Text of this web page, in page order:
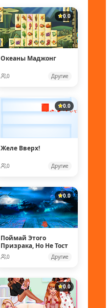
0.0
Океаны Маджонг
0 Другие
0.0
Желе Вверх!
0 Другие
0.0
Поймай Этого
Призрака, Но Не Тост
0 Другие
0.0